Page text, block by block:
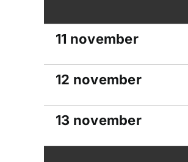
11 november
12 november
13 november